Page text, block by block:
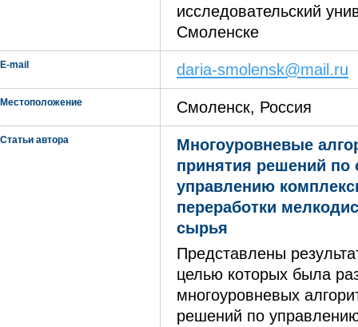
исследовательский
Смоленске
E-mail daria-smolensk@mail.ru
Местоположение Смоленск, Россия
Статьи автора
Многоуровневые
принятия решений по
управлению
переработки
сырья
Представлены
целью которых была
многоуровневых
решений по